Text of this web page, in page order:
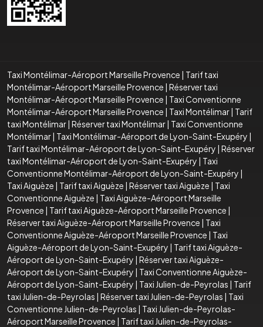
Taxi Montélimar-Aéroport Marseille Provence | Tarif taxi
Montélimar-Aéroport Marseille Provence | Réserver taxi
Montélimar-Aéroport Marseille Provence | Taxi Conventionne
Montélimar-Aéroport Marseille Provence | Taxi Montélimar| Tarif
taxi Montélimar| Réserver taxi Montélimar| Taxi Conventionne
Montélimar| Taxi Montélimar-Aéroport de Lyon-Saint-Exupéry |
Tarif taxi Montélimar-Aéroport de Lyon-Saint-Exupéry | Réserver
taxi Montélimar-Aéroport de Lyon-Saint-Exupéry | Taxi
Conventionne Montélimar-Aéroport de Lyon-Saint-Exupéry |
Taxi Aiguèze | Tarif taxi Aiguèze | Réserver taxi Aiguèze | Taxi
Conventionne Aiguèze | Taxi Aiguèze-Aéroport Marseille
Provence | Tarif taxi Aiguèze-Aéroport Marseille Provence |
Réserver taxi Aiguèze-Aéroport Marseille Provence | Taxi
Conventionne Aiguèze-Aéroport Marseille Provence | Taxi
Aiguèze-Aéroport de Lyon-Saint-Exupéry | Tarif taxi Aiguèze-
Aéroport de Lyon-Saint-Exupéry | Réserver taxi Aiguèze-
Aéroport de Lyon-Saint-Exupéry | Taxi Conventionne Aiguèze-
Aéroport de Lyon-Saint-Exupéry | Taxi Julien-de-Peyrolas | Tarif
taxi Julien-de-Peyrolas | Réserver taxi Julien-de-Peyrolas | Taxi
Conventionne Julien-de-Peyrolas | Taxi Julien-de-Peyrolas-
Aéroport Marseille Provence | Tarif taxi Julien-de-Peyrolas-